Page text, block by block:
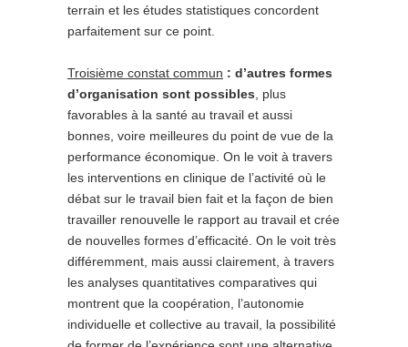
terrain et les études statistiques concordent
parfaitement sur ce point.
Troisième constat commun : d’autres formes
d’organisation sont possibles , plus
favorables à la santé au travail et aussi
bonnes, voire meilleures du point de vue de la
performance économique. On le voit à travers
les interventions en clinique de l’activité où le
débat sur le travail bien fait et la façon de bien
travailler renouvelle le rapport au travail et crée
de nouvelles formes d’efficacité. On le voit très
différemment, mais aussi clairement, à travers
les analyses quantitatives comparatives qui
montrent que la coopération, l’autonomie
individuelle et collective au travail, la possibilité